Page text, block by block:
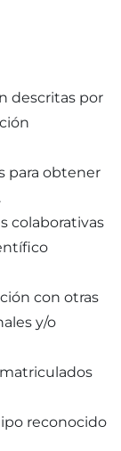
descritas por
para obtener
colaborativas
con otras
y/o
reconocido